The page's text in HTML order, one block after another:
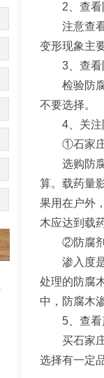
2、查看
注意查看
变形现象主
3、查看
检验防腐
不要选择。
4、关注
①石家庄
选购防腐
算。载药量
果用在户外
木应达到载
②防腐剂
渗入度是
处理的防腐
中，防腐木
5、查看
买石家庄
选择有一定